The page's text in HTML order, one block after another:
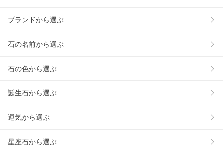
ブランドから選ぶ
石の名前から選ぶ
石の色から選ぶ
誕生石から選ぶ
運気から選ぶ
星座石から選ぶ